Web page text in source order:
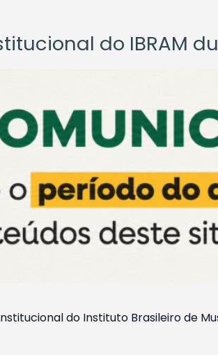
do IBRAM
do Instituto Brasileiro de